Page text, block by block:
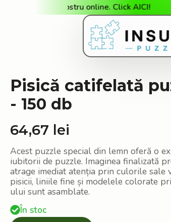
nostru online. Click AICI!
Pisică catifelată
- 150 db
64,67 lei
Acest puzzle special din lemn oferă o
iubitorii de puzzle. Imaginea finalizată
atrage imediat atenția prin culorile sale
pisicii, liniile fine și modelele colorate
ului sunt asamblate.
În stoc